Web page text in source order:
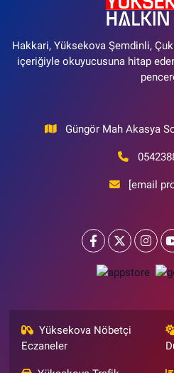
Hakkari, Yüksekova Şemdinli,
içeriğiyle okuyucusuna hitap
Güngör Mah Akasya
[email
Yüksekova Nöbetçi
Eczaneler